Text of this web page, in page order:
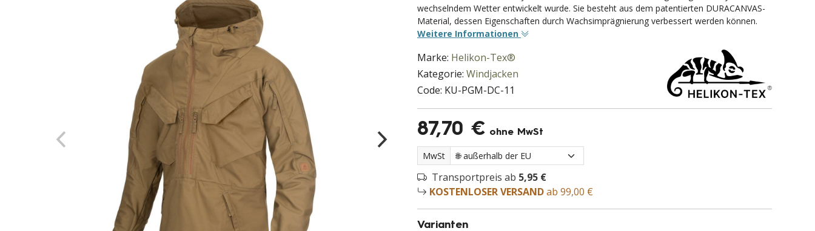
wechselndem Wetter entwickelt wurde. Sie besteht aus dem patentierten DURACANVAS-
Material, dessen Eigenschaften durch Wachsimprägnierung verbessert werden können.
Weitere Informationen
Marke: Helikon-Tex®
Kategorie: Windjacken
Code: KU-PGM-DC-11
87,70 € ohne MwSt
MwSt
Transportpreis ab 5,95 €
KOSTENLOSER VERSANDab 99,00 €
Varianten